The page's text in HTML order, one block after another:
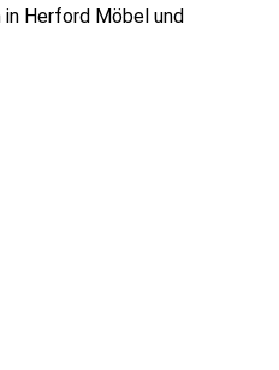
in Herford Möbel und